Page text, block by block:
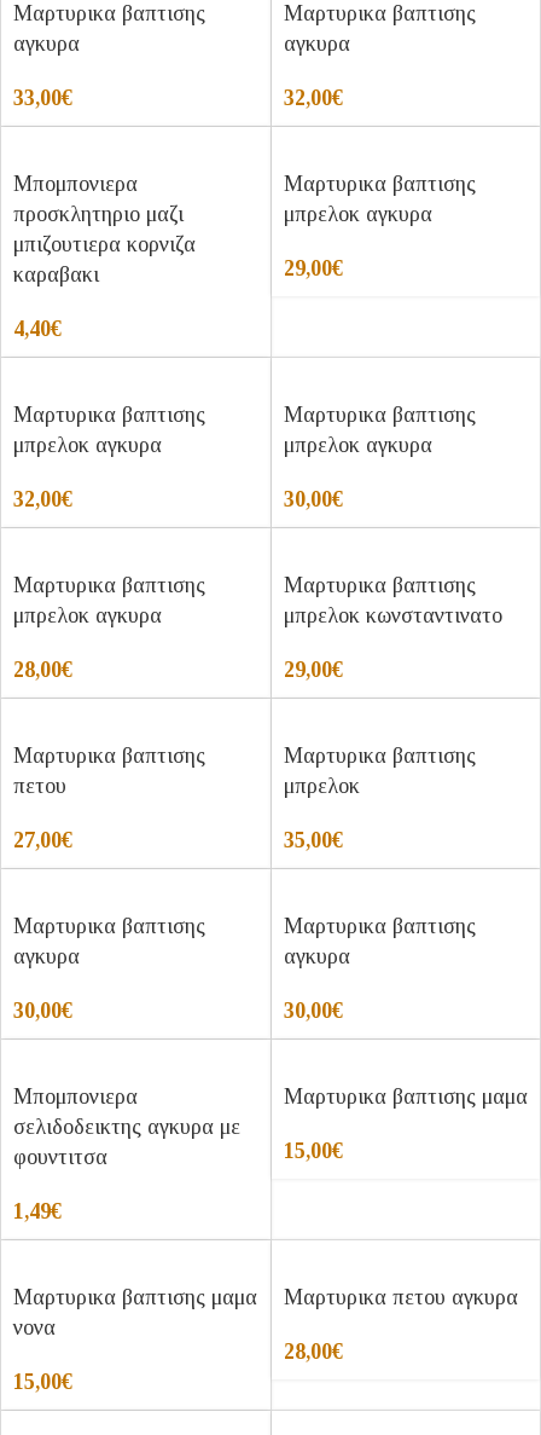
Μαρτυρικα βαπτισης
αγκυρα
33,00€
Μαρτυρικα βαπτισης
αγκυρα
32,00€
Μπομπονιερα
προσκλητηριο μαζι
μπιζουτιερα κορνιζα
καραβακι
4,40€
Μαρτυρικα βαπτισης
μπρελοκ αγκυρα
29,00€
Μαρτυρικα βαπτισης
μπρελοκ αγκυρα
32,00€
Μαρτυρικα βαπτισης
μπρελοκ αγκυρα
30,00€
Μαρτυρικα βαπτισης
μπρελοκ αγκυρα
28,00€
Μαρτυρικα βαπτισης
μπρελοκ κωνσταντινατο
29,00€
Μαρτυρικα βαπτισης
πετου
27,00€
Μαρτυρικα βαπτισης
μπρελοκ
35,00€
Μαρτυρικα βαπτισης
αγκυρα
30,00€
Μαρτυρικα βαπτισης
αγκυρα
30,00€
Μπομπονιερα
σελιδοδεικτης αγκυρα με
φουντιτσα
1,49€
Μαρτυρικα βαπτισης μαμα
15,00€
Μαρτυρικα βαπτισης μαμα
νονα
15,00€
Μαρτυρικα πετου αγκυρα
28,00€